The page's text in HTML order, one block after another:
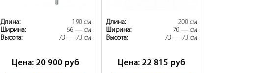
Длина:
190 см
Ширина:
66 — см
Высота:
73 — 73 см
Цена: 20 900 руб
Длина:
200 см
Ширина:
70 — см
Высота:
73 — 73 см
Цена: 22 815 руб